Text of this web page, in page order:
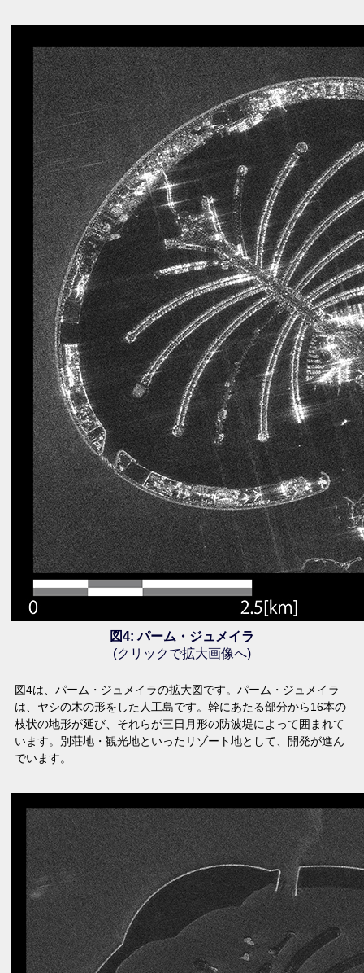
図4: パーム・ジュメイラ
(クリックで拡大画像へ)
図4は、パーム・ジュメイラの拡大図です。パーム・ジュメイラ
は、ヤシの木の形をした人工島です。幹にあたる部分から16本の
枝状の地形が延び、それらが三日月形の防波堤によって囲まれて
います。別荘地・観光地といったリゾート地として、開発が進ん
でいます。